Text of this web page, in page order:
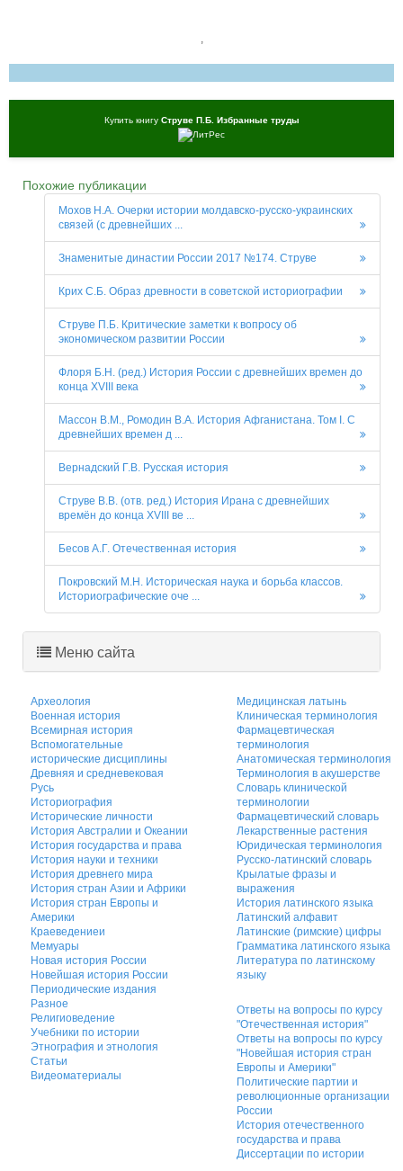
,
Купить книгу Струве П.Б. Избранные труды
Похожие публикации
Мохов Н.А. Очерки истории молдавско-русско-украинских
связей (с древнейших ...
Знаменитые династии России 2017 №174. Струве
Крих С.Б. Образ древности в советской историографии
Струве П.Б. Критические заметки к вопросу об
экономическом развитии России
Флоря Б.Н. (ред.) История России с древнейших времен до
конца XVIII века
Массон В.М., Ромодин В.А. История Афганистана. Том I. С
древнейших времен д ...
Вернадский Г.В. Русская история
Струве В.В. (отв. ред.) История Ирана с древнейших
времён до конца XVIII ве ...
Бесов А.Г. Отечественная история
Покровский М.Н. Историческая наука и борьба классов.
Историографические оче ...
Меню сайта
Археология
Военная история
Всемирная история
Вспомогательные
исторические дисциплины
Древняя и средневековая
Русь
Историография
Исторические личности
История Австралии и Океании
История государства и права
История науки и техники
История древнего мира
История стран Азии и Африки
История стран Европы и
Америки
Краеведениеи
Мемуары
Новая история России
Новейшая история России
Периодические издания
Разное
Религиоведение
Учебники по истории
Этнография и этнология
Статьи
Видеоматериалы
Медицинская латынь
Клиническая терминология
Фармацевтическая
терминология
Анатомическая терминология
Терминология в акушерстве
Словарь клинической
терминологии
Фармацевтический словарь
Лекарственные растения
Юридическая терминология
Русско-латинский словарь
Крылатые фразы и
выражения
История латинского языка
Латинский алфавит
Латинские (римские) цифры
Грамматика латинского языка
Литература по латинскому
языку
Ответы на вопросы по курсу
"Отечественная история"
Ответы на вопросы по курсу
"Новейшая история стран
Европы и Америки"
Политические партии и
революционные организации
России
История отечественного
государства и права
Диссертации по истории